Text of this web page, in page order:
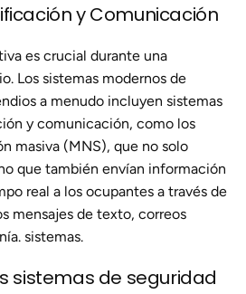
y Comunicación
es crucial durante una
Los sistemas modernos de
a menudo incluyen sistemas
y comunicación, como los
masiva (MNS), que no solo
que también envían información
real a los ocupantes a través de
mensajes de texto, correos
sistemas.
sistemas de seguridad